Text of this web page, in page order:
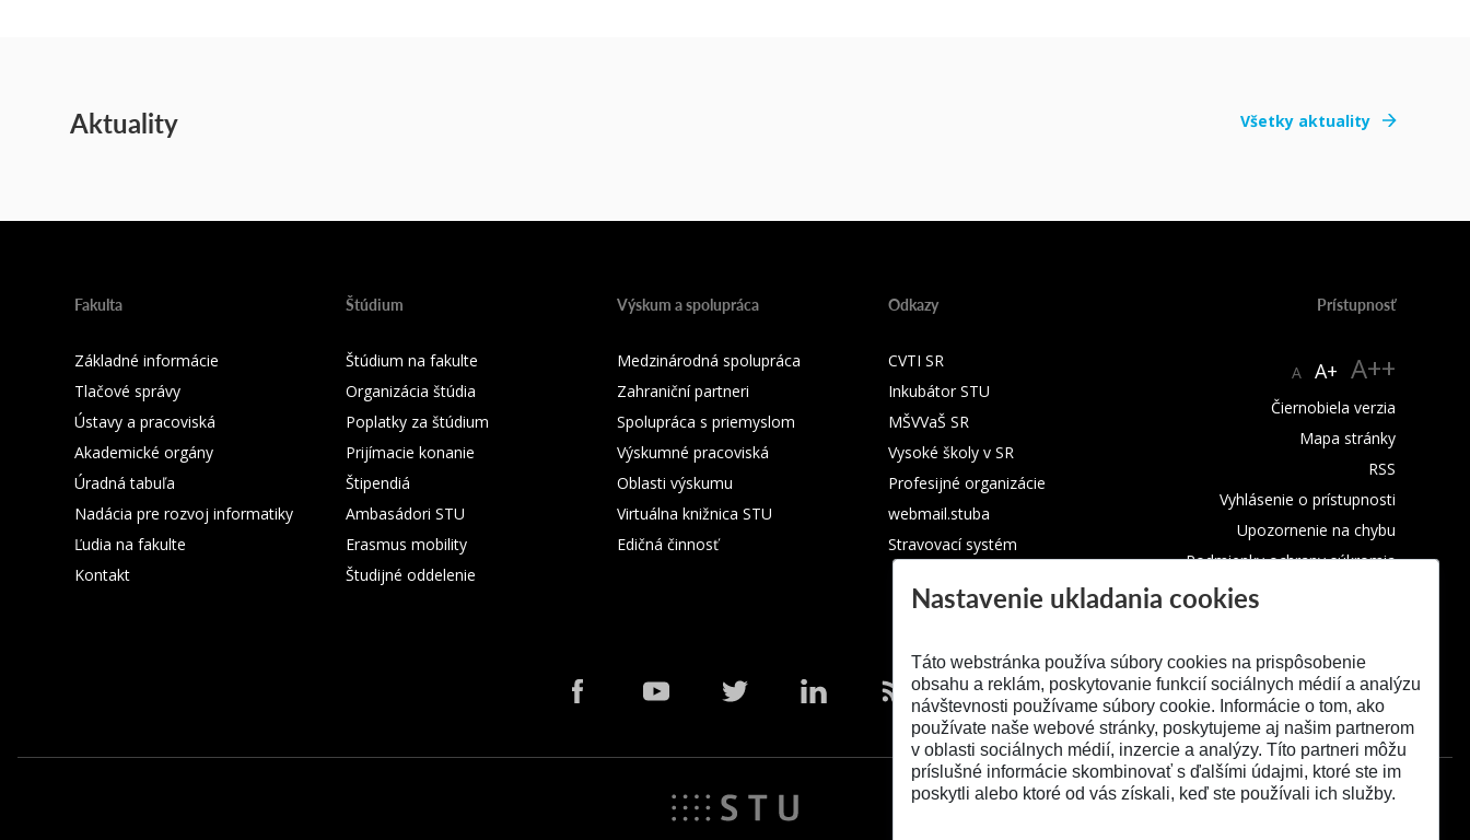
Aktuality Všetky aktuality
Fakulta
Základné informácie
Tlačové správy
Ústavy a pracoviská
Akademické orgány
Úradná tabuľa
Nadácia pre rozvoj informatiky
Ľudia na fakulte
Kontakt
Štúdium
Štúdium na fakulte
Organizácia štúdia
Poplatky za štúdium
Prijímacie konanie
Štipendiá
Ambasádori STU
Erasmus mobility
Študijné oddelenie
Výskum a spolupráca
Medzinárodná spolupráca
Zahraniční partneri
Spolupráca s priemyslom
Výskumné pracoviská
Oblasti výskumu
Virtuálna knižnica STU
Edičná činnosť
Odkazy
CVTI SR
Inkubátor STU
MŠVVaŠ SR
Vysoké školy v SR
Profesijné organizácie
webmail.stuba
Stravovací systém
Prístupnosť
A A+ A++
Čiernobiela verzia
Mapa stránky
RSS
Vyhlásenie o prístupnosti
Upozornenie na chybu
Podmienky ochrany súkromia
Nastavenie ukladania cookies
Táto webstránka používa súbory cookies na prispôsobenie
obsahu a reklám, poskytovanie funkcií sociálnych médií a analýzu
návštevnosti používame súbory cookie. Informácie o tom, ako
používate naše webové stránky, poskytujeme aj našim partnerom
v oblasti sociálnych médií, inzercie a analýzy. Títo partneri môžu
príslušné informácie skombinovať s ďalšími údajmi, ktoré ste im
poskytli alebo ktoré od vás získali, keď ste používali ich služby.